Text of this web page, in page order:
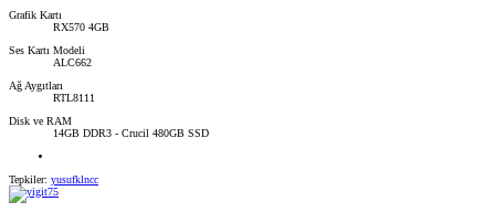
Grafik Kartı
RX570 4GB
Ses Kartı Modeli
ALC662
Ağ Aygıtları
RTL8111
Disk ve RAM
14GB DDR3 - Crucil 480GB SSD
Tepkiler: yusufklncc